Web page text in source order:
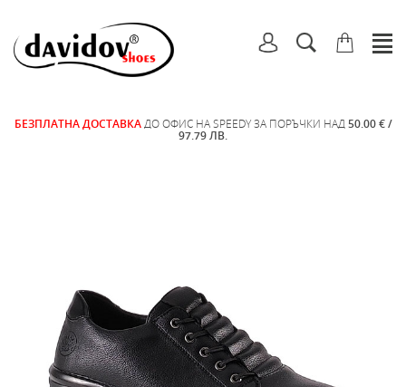
БЕЗПЛАТНА ДОСТАВКА ДО ОФИС НА SPEEDY ЗА ПОРЪЧКИ НАД 50.00 € /
97.79 ЛВ.